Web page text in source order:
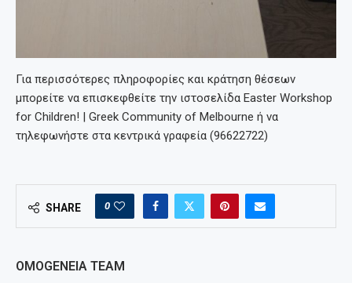
Για περισσότερες πληροφορίες και κράτηση θέσεων
μπορείτε να επισκεφθείτε την ιστοσελίδα Easter Workshop
for Children! | Greek Community of Melbourne ή να
τηλεφωνήστε στα κεντρικά γραφεία (96622722)
SHARE 0
OMOGENEIA TEAM